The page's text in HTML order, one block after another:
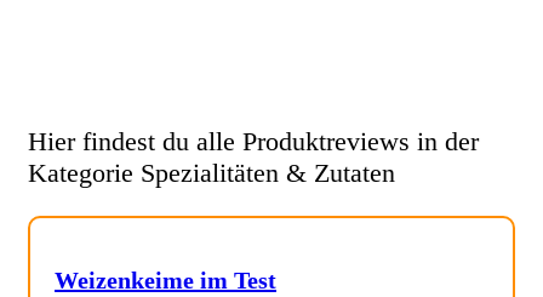
Hier findest du alle Produktreviews in der
Kategorie Spezialitäten & Zutaten
Weizenkeime im Test